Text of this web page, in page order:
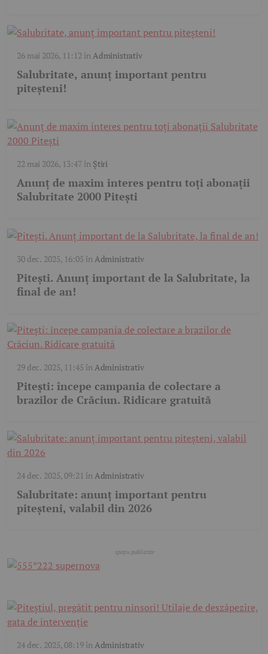
26 mai 2026, 11:12 în Administrativ
Salubritate, anunț important pentru
piteșteni!
22 mai 2026, 13:47în Știri
Anunț de maxim interes pentru toți abonații
Salubritate 2000 Pitești
30 dec. 2025, 16:05 în Administrativ
Pitești. Anunț important de la Salubritate, la
final de an!
29 dec. 2025, 11:45 în Administrativ
Pitești: începe campania de colectare a
brazilor de Crăciun. Ridicare gratuită
24 dec. 2025, 09:21 în Administrativ
Salubritate: anunț important pentru
piteșteni, valabil din 2026
24 dec. 2025, 08:19în Administrativ